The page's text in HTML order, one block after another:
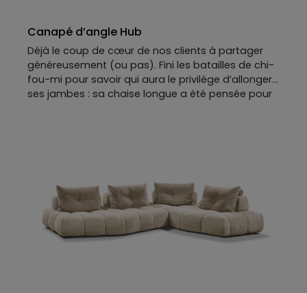
Canapé d’angle Hub
Déjà le coup de cœur de nos clients à partager
généreusement (ou pas). Fini les batailles de chi-
fou-mi pour savoir qui aura le privilège d’allonger
ses jambes : sa chaise longue a été pensée pour
appellent autant à la détente qu’aux siestes
prolongées. Résultat : un canapé contemporain,
modulable et redoutablement confortable, qu’on
quitte rarement de bon cœur.